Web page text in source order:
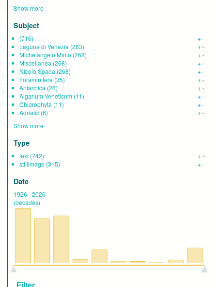
Show more
Subject
(716) +-
Laguna di Venezia (283) +-
Michelangelo Minio (268) +-
Miscellanea (268) +-
Nicolò Spada (268) +-
Foraminifera (35) +-
Antarctica (26) +-
Algarium Veneticum (11) +-
Chlorophyta (11) +-
Adriatic (6) +-
Show more
Type
text (742) +-
stillimage (315) +-
Date
1926 -2026
(decades)